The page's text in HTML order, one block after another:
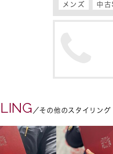
メンズ 中
／その他のスタイリング